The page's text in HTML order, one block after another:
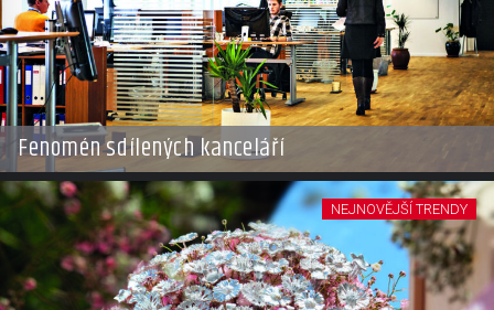
Fenomén sdílených kanceláří
NEJNOVĚJŠÍ TRENDY